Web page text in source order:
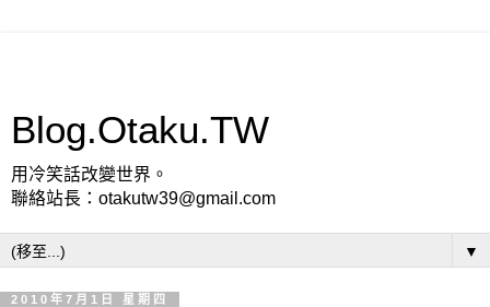
Blog.Otaku.TW
用冷笑話改變世界。
聯絡站長：otakutw39@gmail.com
▼
2010年7月1日 星期四